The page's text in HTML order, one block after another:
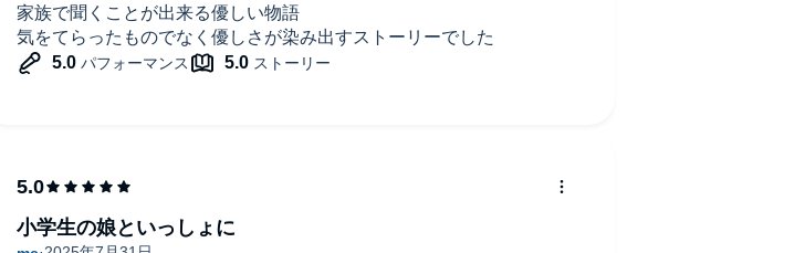
家族で聞くことが出来る優しい物語
気をてらったものでなく優しさが染み出すストーリーでした
小学生の娘といっしょに